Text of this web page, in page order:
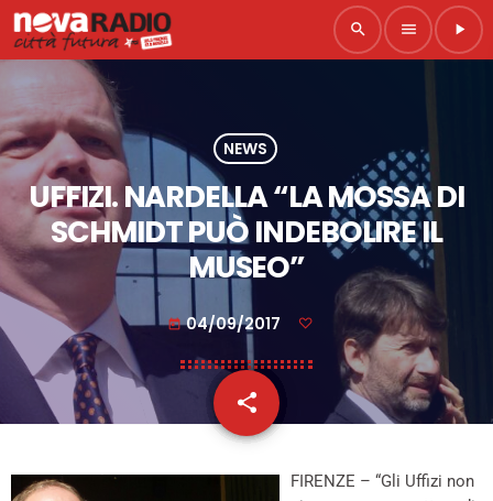
search menu play_arrow
NEWS
UFFIZI. NARDELLA “LA MOSSA DI
SCHMIDT PUÒ INDEBOLIRE IL
MUSEO”
today 04/09/2017
share
email
FIRENZE – “Gli Uffizi non